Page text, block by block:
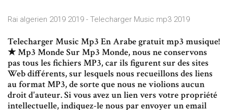
Rai algerien 2019 2019 - Telecharger Music mp3 2019
Telecharger Music Mp3 En Arabe gratuit mp3 musique!
★ Mp3 Monde Sur Mp3 Monde, nous ne conservons
pas tous les fichiers MP3, car ils figurent sur des sites
Web différents, sur lesquels nous recueillons des liens
au format MP3, de sorte que nous ne violions aucun
droit d'auteur. Si vous avez un lien vers votre propriété
intellectuelle, indiquez-le nous par envoyer un email